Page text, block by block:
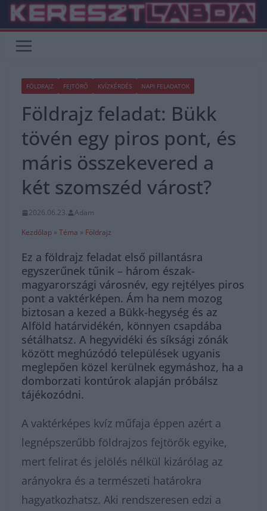
Skip
content
FÖLDRAJZ FEJTÖRŐ KVÍZKÉRDÉS NAPI FELADATOK
Földrajz feladat: Bükk
tövén egy piros pont, és
máris összekevered a
két szomszéd várost?
2026.06.23.
Adam
Kezdőlap » Téma » Földrajz
Ez a földrajz feladat első pillantásra
egyszerűnek tűnik – három észak-
magyarországi városnév, egy rejtélyes piros
pont a vaktérképen. Ám ha nem mozog
biztosan a kezed a Bükk-hegység és az
Alföld határvidékén, könnyen csapdába
sétálhatsz. A hegyvidéki és síksági zónák
között meghúzódó települések ugyanis
meglepően közel kerülnek egymáshoz, ha a
domborzati kontúrok alapján próbálsz
tájékozódni.
A vaktérképes kvíz műfaja éppen azért a
legnépszerűbb földrajzos fejtörők egyike,
mert felirat és jelölés nélkül kizárólag az
arányokra és a természeti határokra
hagyatkozhatsz. Aki rendszeresen edzi a